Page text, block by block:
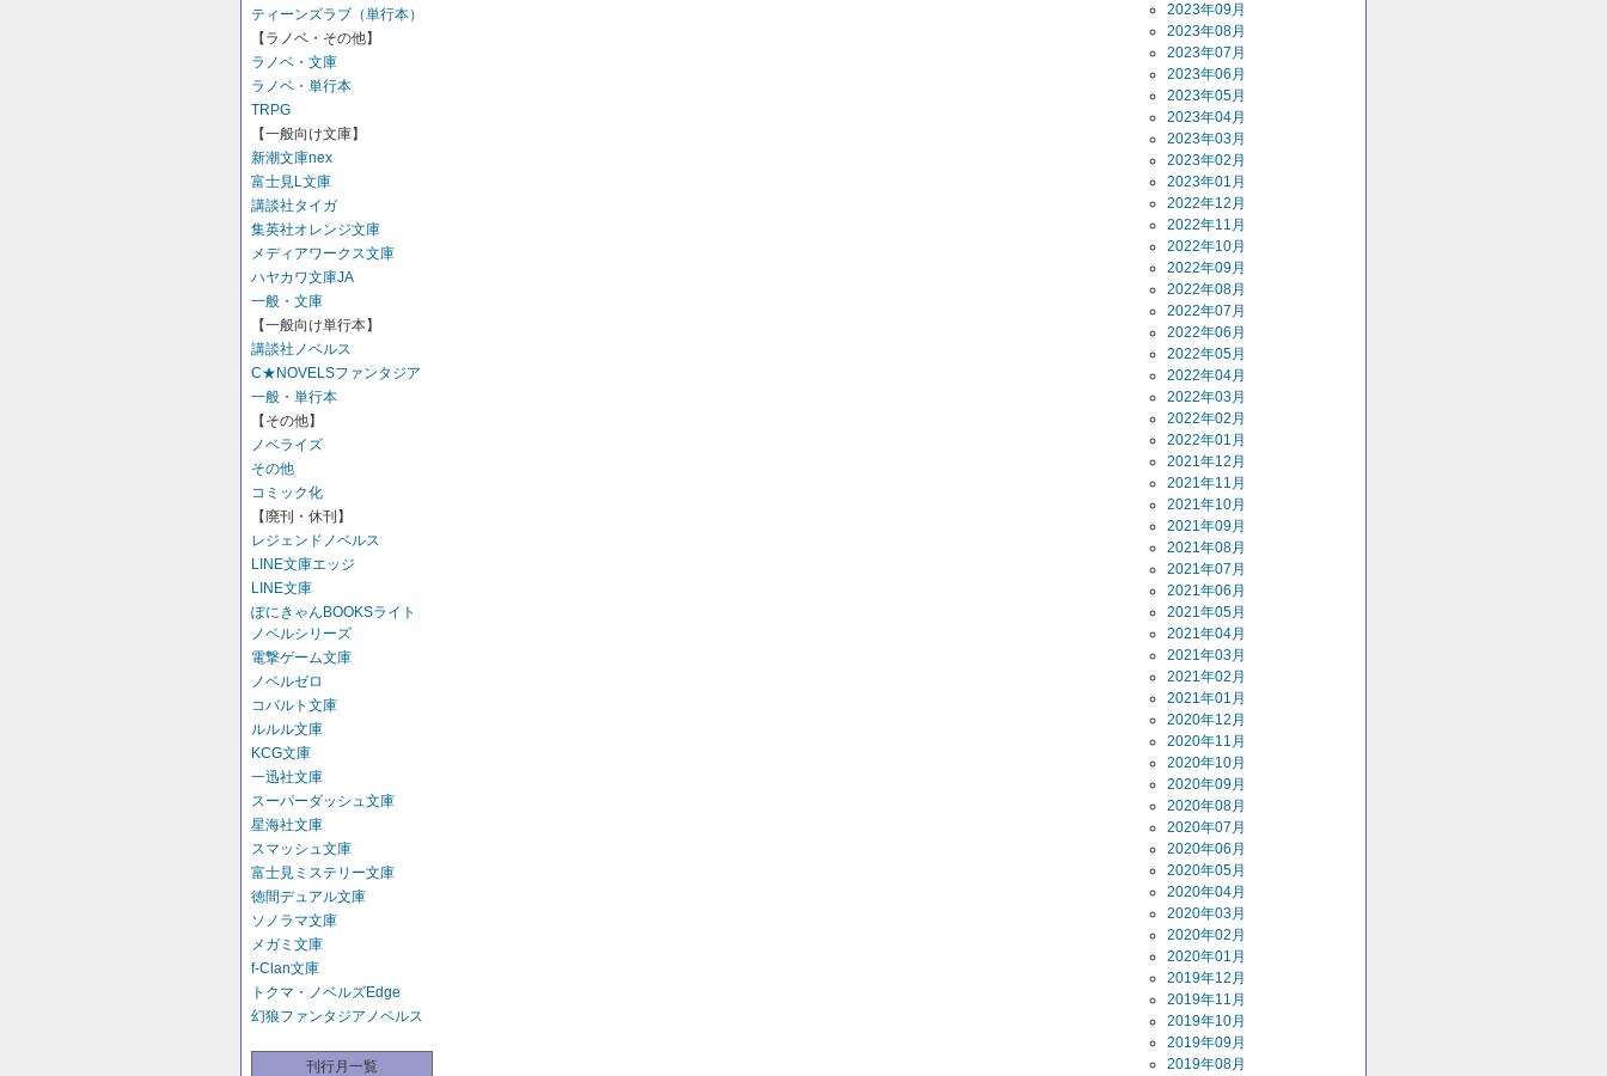
ティーンズラブ（単行本）
【ラノベ・その他】
ラノベ・文庫
ラノベ・単行本
TRPG
【一般向け文庫】
新潮文庫nex
富士見L文庫
講談社タイガ
集英社オレンジ文庫
メディアワークス文庫
ハヤカワ文庫JA
一般・文庫
【一般向け単行本】
講談社ノベルス
C★NOVELSファンタジア
一般・単行本
【その他】
ノベライズ
その他
コミック化
【廃刊・休刊】
レジェンドノベルス
LINE文庫エッジ
LINE文庫
ぽにきゃんBOOKSライト
ノベルシリーズ
電撃ゲーム文庫
ノベルゼロ
コバルト文庫
ルルル文庫
KCG文庫
一迅社文庫
スーパーダッシュ文庫
星海社文庫
スマッシュ文庫
富士見ミステリー文庫
徳間デュアル文庫
ソノラマ文庫
メガミ文庫
f-Clan文庫
トクマ・ノベルズEdge
幻狼ファンタジアノベルス
刊行月一覧
2023年09月
2023年08月
2023年07月
2023年06月
2023年05月
2023年04月
2023年03月
2023年02月
2023年01月
2022年12月
2022年11月
2022年10月
2022年09月
2022年08月
2022年07月
2022年06月
2022年05月
2022年04月
2022年03月
2022年02月
2022年01月
2021年12月
2021年11月
2021年10月
2021年09月
2021年08月
2021年07月
2021年06月
2021年05月
2021年04月
2021年03月
2021年02月
2021年01月
2020年12月
2020年11月
2020年10月
2020年09月
2020年08月
2020年07月
2020年06月
2020年05月
2020年04月
2020年03月
2020年02月
2020年01月
2019年12月
2019年11月
2019年10月
2019年09月
2019年08月